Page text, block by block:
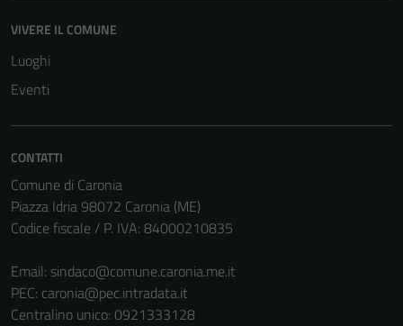
VIVERE IL COMUNE
Luoghi
Eventi
CONTATTI
Comune di Caronia
Piazza Idria 98072 Caronia (ME)
Codice fiscale / P. IVA: 84000210835
Email: sindaco@comune.caronia.me.it
PEC: caronia@pec.intradata.it
Centralino unico: 0921333128
sono necessari
funzionamento